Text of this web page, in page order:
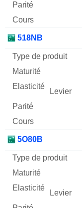
518NB
5O80B